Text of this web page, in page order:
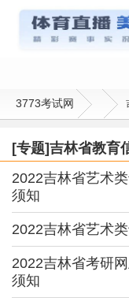
3773考试网
[专题]吉林省教育
2022吉林省艺术
须知
2022吉林省艺术
2022吉林省考研
须知